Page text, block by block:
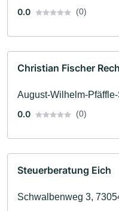
0.0
(0)
Christian Fischer
August-Wilhelm-
0.0
(0)
Steuerberatung Eich
Schwalbenweg 3,